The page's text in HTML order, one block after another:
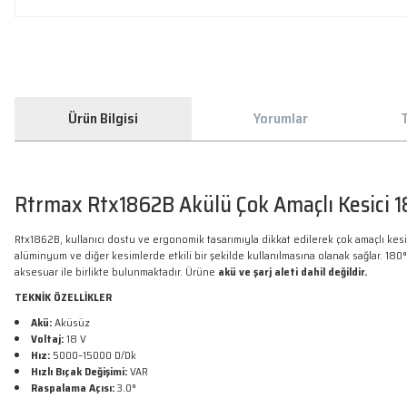
Ürün Bilgisi Yorumlar
Rtrmax Rtx1862B Akülü Çok Amaçlı Kesici
Rtx1862B, kullanıcı dostu ve ergonomik tasarımıyla dikkat edilerek çok
alüminyum ve diğer kesimlerde etkili bir şekilde kullanılmasına olanak sağlar.
aksesuar ile birlikte bulunmaktadır. Ürüne akü ve şarj aleti dahil değildir.
TEKNİK ÖZELLİKLER
Akü:Aküsüz
Voltaj:18 V
Hız: 5000–15000 D/Dk
Hızlı Bıçak Değişimi:VAR
Raspalama Açısı:3.0°